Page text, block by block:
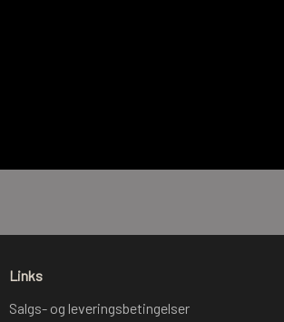
Links
Salgs- og leveringsbetingelser